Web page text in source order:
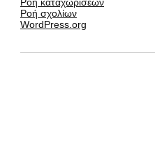
Ροή καταχωρίσεων
Ροή σχολίων
WordPress.org